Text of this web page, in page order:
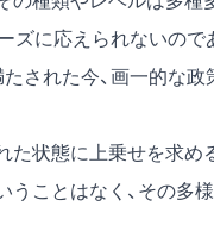
ズに応えられないの
された今、画一的な
た状態に上乗せを求め
ことはなく、その多